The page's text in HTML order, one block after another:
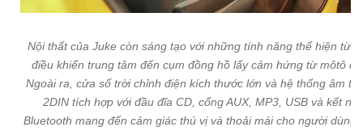
Nội thất của Juke còn sáng tạo với những tính năng thể hiện từ
điều khiển trung tâm đến cụm đồng hồ lấy cảm hứng từ môtô
Ngoài ra, cửa sổ trời chỉnh điện kích thước lớn và hệ thống âm
2DIN tích hợp với đầu đĩa CD, cổng AUX, MP3, USB và kết nối
Bluetooth mang đến cảm giác thú vị và thoải mái cho người dùng